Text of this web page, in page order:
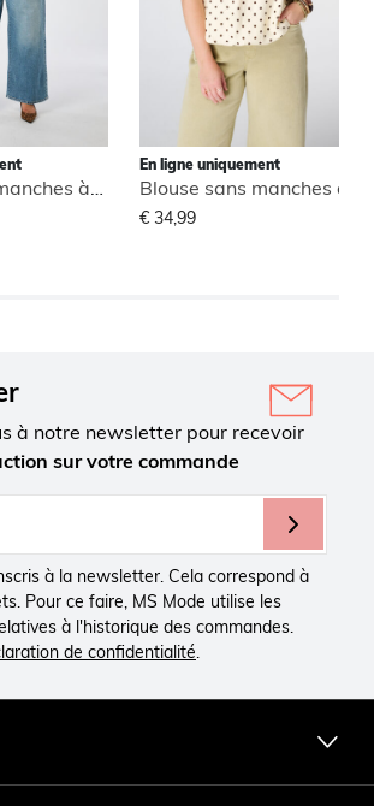
En ligne uniquement
€ 34,99
à notre newsletter pour recevoir
sur votre commande
à la newsletter. Cela correspond à
Pour ce faire, MS Mode utilise les
à l'historique des commandes.
de confidentialité